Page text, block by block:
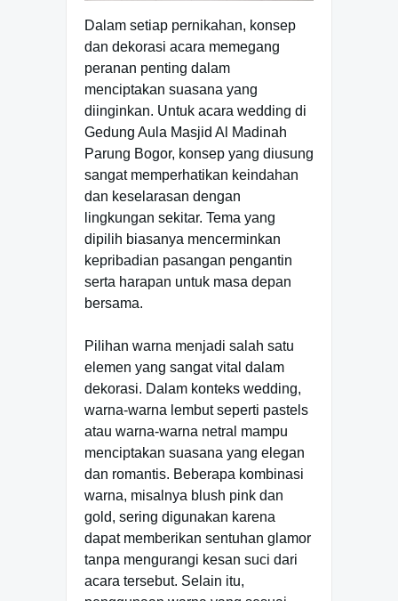
Dalam setiap pernikahan, konsep
dan dekorasi acara memegang
peranan penting dalam
menciptakan suasana yang
diinginkan. Untuk acara wedding di
Gedung Aula Masjid Al Madinah
Parung Bogor, konsep yang diusung
sangat memperhatikan keindahan
dan keselarasan dengan
lingkungan sekitar. Tema yang
dipilih biasanya mencerminkan
kepribadian pasangan pengantin
serta harapan untuk masa depan
bersama.
Pilihan warna menjadi salah satu
elemen yang sangat vital dalam
dekorasi. Dalam konteks wedding,
warna-warna lembut seperti pastels
atau warna-warna netral mampu
menciptakan suasana yang elegan
dan romantis. Beberapa kombinasi
warna, misalnya blush pink dan
gold, sering digunakan karena
dapat memberikan sentuhan glamor
tanpa mengurangi kesan suci dari
acara tersebut. Selain itu,